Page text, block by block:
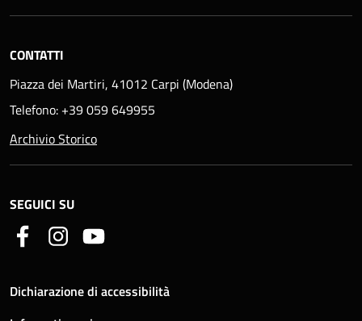
CONTATTI
Piazza dei Martiri, 41012 Carpi (Modena)
Telefono: +39 059 649955
Archivio Storico
SEGUICI SU
Dichiarazione di accessibilità